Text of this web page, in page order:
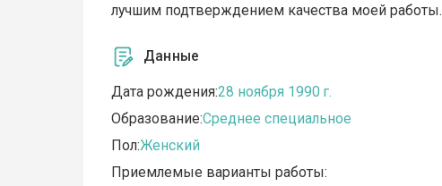
лучшим подтверждением качества моей работы.
Данные
Дата рождения:28 ноября 1990 г.
Образование:Среднее специальное
Пол:Женский
Приемлемые варианты работы: